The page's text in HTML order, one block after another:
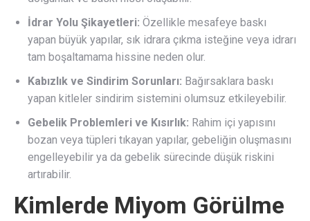
İdrar Yolu Şikayetleri: Özellikle mesafeye baskı
yapan büyük yapılar, sık idrara çıkma isteğine veya idrarı
tam boşaltamama hissine neden olur.
Kabızlık ve Sindirim Sorunları: Bağırsaklara baskı
yapan kitleler sindirim sistemini olumsuz etkileyebilir.
Gebelik Problemleri ve Kısırlık: Rahim içi yapısını
bozan veya tüpleri tıkayan yapılar, gebeliğin oluşmasını
engelleyebilir ya da gebelik sürecinde düşük riskini
artırabilir.
Kimlerde Miyom Görülme